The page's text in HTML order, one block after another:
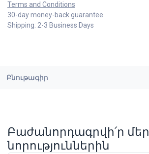
Terms and Conditions
30-day money-back guarantee
Shipping: 2-3 Business Days
Բնութագիր
Բաժանորդագրվի՛ր մեր
նորություններին